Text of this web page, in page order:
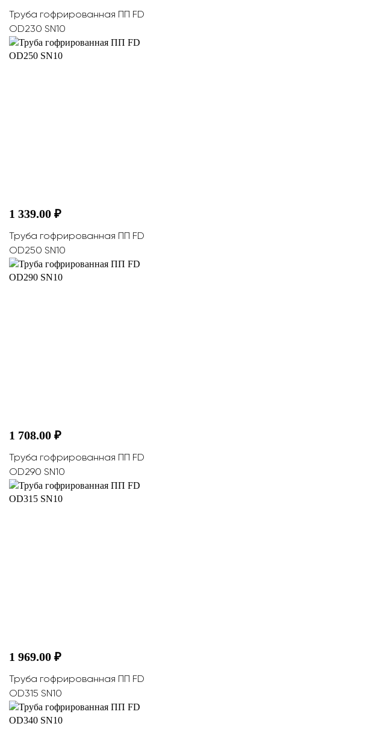
Труба гофрированная ПП FD
OD230 SN10
1 339.00 ₽
Труба гофрированная ПП FD
OD250 SN10
1 708.00 ₽
Труба гофрированная ПП FD
OD290 SN10
1 969.00 ₽
Труба гофрированная ПП FD
OD315 SN10